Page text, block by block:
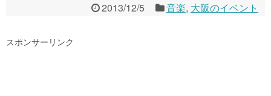
2013/12/5 音楽, 大阪のイベント
スポンサーリンク